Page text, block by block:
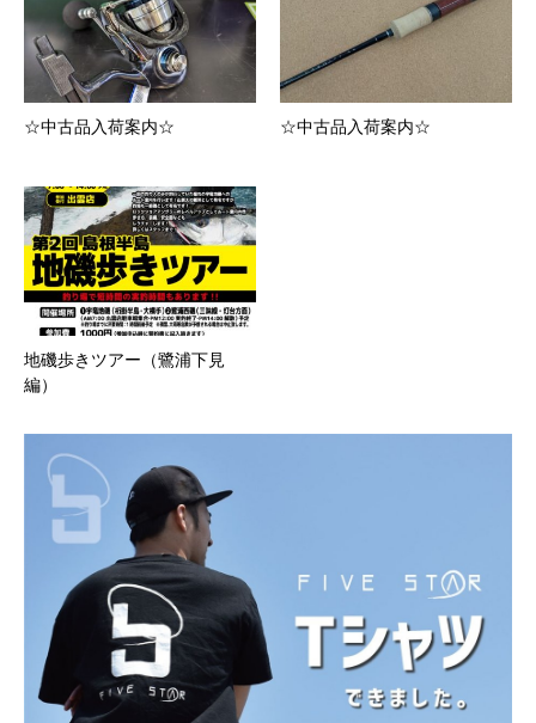
☆中古品入荷案内☆ ☆中古品入荷案内☆
地磯歩きツアー（鷺浦下見
編）